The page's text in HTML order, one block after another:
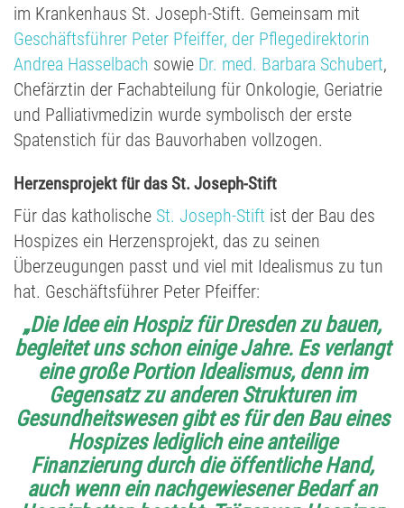
im Krankenhaus St. Joseph-Stift. Gemeinsam mit
Geschäftsführer Peter Pfeiffer, der Pflegedirektorin
Andrea Hasselbach sowie Dr. med. Barbara Schubert,
Chefärztin der Fachabteilung für Onkologie, Geriatrie
und Palliativmedizin wurde symbolisch der erste
Spatenstich für das Bauvorhaben vollzogen.
Herzensprojekt für das St. Joseph-Stift
Für das katholische St. Joseph-Stift ist der Bau des
Hospizes ein Herzensprojekt, das zu seinen
Überzeugungen passt und viel mit Idealismus zu tun
hat. Geschäftsführer Peter Pfeiffer:
„Die Idee ein Hospiz für Dresden zu bauen,
begleitet uns schon einige Jahre. Es verlangt
eine große Portion Idealismus, denn im
Gegensatz zu anderen Strukturen im
Gesundheitswesen gibt es für den Bau eines
Hospizes lediglich eine anteilige
Finanzierung durch die öffentliche Hand,
auch wenn ein nachgewiesener Bedarf an